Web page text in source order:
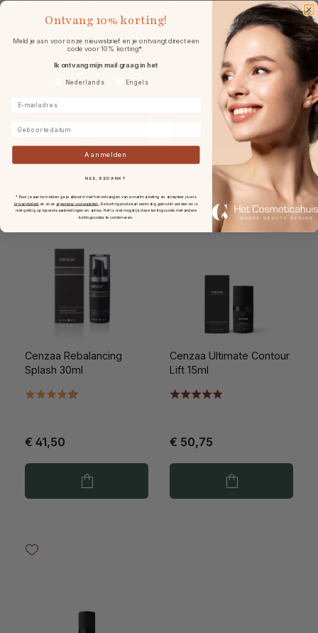
Spirit 50ml
Cenzaa Energetic Dream
Cenzaa Rebalancing
Splash 30ml
€ 41,50
Cenzaa Ultimate Contour
Lift 15ml
€ 50,75
Ontvang 10% korting!
Meld je aan voor onze nieuwsbrief en je ontvangt direct een
code voor 10% korting*.
Ik ontvang mijn mail graag in het
Voorkeurtaal
Nederlands Engels
Aanmelden
NEE, BEDANKT
* Door je aan te melden ga je akkoord met het ontvangen van e-mailmarketing en accepteer je ons
privacybeleid en onze algemene voorwaarden .De kortingscode kan eenmalig gebruikt worden en is
niet geldig op lopende aanbiedingen en acties. Het is niet mogelijk deze kortingscode met andere
kortingscodes te combineren.